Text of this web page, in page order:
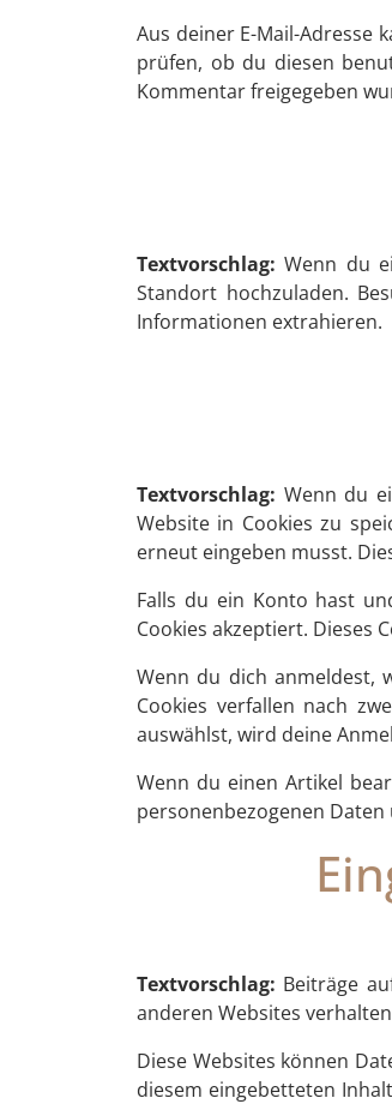
Aus deiner E-Mail-Adresse
prüfen, ob du diesen
Kommentar freigegeben
Textvorschlag:Wenn du
Standort hochzuladen.
Informationen extrahieren.
Textvorschlag: Wenn du
Website in Cookies zu
erneut eingeben musst.
Falls du ein Konto hast
Cookies akzeptiert. Dieses
Wenn du dich anmeldest,
Cookies verfallen nach
auswählst, wird deine
Wenn du einen Artikel
personenbezogenen
Textvorschlag: Beiträge
anderen Websites
Diese Websites können
diesem eingebetteten